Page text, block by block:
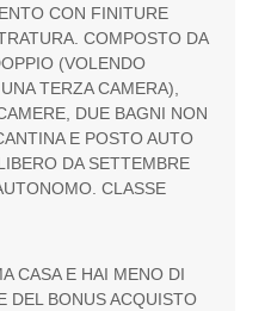
CON FINITURE
COMPOSTO DA
(VOLENDO
TERZA CAMERA),
DUE BAGNI NON
E POSTO AUTO
DA SETTEMBRE
CLASSE
CASA E HAI MENO DI
DEL BONUS ACQUISTO